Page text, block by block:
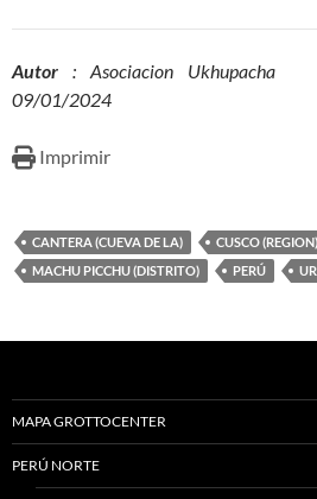
Autor : Asociacion
09/01/2024
Imprimir
CANTERA (CUEVA DE LA)
CUSCO (REGION)
MACHU PICCHU (DISTRITO)
PERÚ
MAPA GROTTOCENTER
PERÚ NORTE